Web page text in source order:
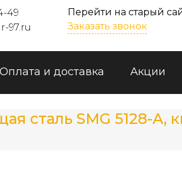
49
97.ru
Перейти на старый
Заказать звонок
Оплата и доставка Акции
сталь SMG 5128-A,